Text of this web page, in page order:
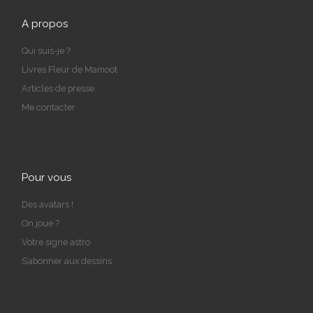
A propos
Qui suis-je ?
Livres Fleur de Mamoot
Articles de presse
Me contacter
Pour vous
Des avatars !
On joue ?
Votre signe astro
S’abonner aux dessins